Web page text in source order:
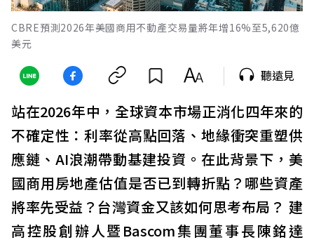
CBRE預測2026年美國商用不動產交易量將年增16%至5,620億
美元
聽遠見
站在2026年中，全球資本市場正消化四年來的
不確定性：利率從高點回落、地緣衝突重塑供
應鏈、AI浪潮帶動基建投資。在此背景下，美
國商用房地產估值是否已到轉折點？哪些資產
將率先受益？台灣資金又該如何思考布局？ 建
高控股創辦人暨Bascom集團董事長陳銘達